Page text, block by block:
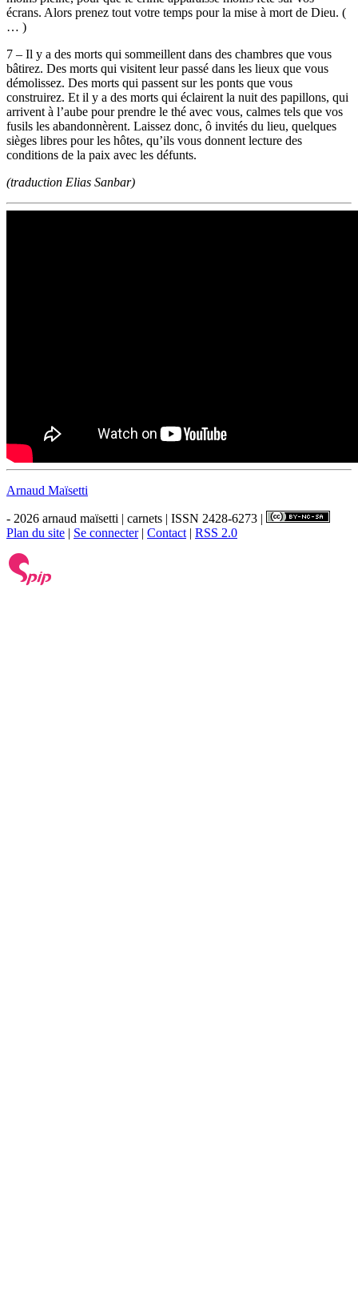
écrans. Alors prenez tout votre temps pour la mise à mort de Dieu. (
… )
7 – Il y a des morts qui sommeillent dans des chambres que vous
bâtirez. Des morts qui visitent leur passé dans les lieux que vous
démolissez. Des morts qui passent sur les ponts que vous
construirez. Et il y a des morts qui éclairent la nuit des papillons, qui
arrivent à l’aube pour prendre le thé avec vous, calmes tels que vos
fusils les abandonnèrent. Laissez donc, ô invités du lieu, quelques
sièges libres pour les hôtes, qu’ils vous donnent lecture des
conditions de la paix avec les défunts.
(traduction Elias Sanbar)
Arnaud Maïsetti
- 2026 arnaud maïsetti | carnets | ISSN 2428-6273 |
Plan du site | Se connecter| Contact | RSS 2.0